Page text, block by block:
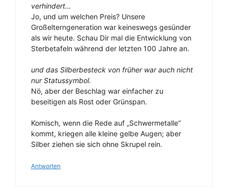
verhindert…
Jo, und um welchen Preis? Unsere
Großelterngeneration war keineswegs gesünder
als wir heute. Schau Dir mal die Entwicklung von
Sterbetafeln während der letzten 100 Jahre an.
und das Silberbesteck von früher war auch nicht
nur Statussymbol.
Nö, aber der Beschlag war einfacher zu
beseitigen als Rost oder Grünspan.
Komisch, wenn die Rede auf „Schwermetalle“
kommt, kriegen alle kleine gelbe Augen; aber
Silber ziehen sie sich ohne Skrupel rein.
Antworten